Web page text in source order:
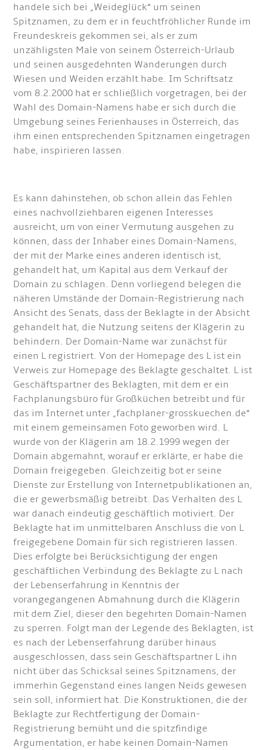
handele sich bei „Weideglück“ um seinen
Spitznamen, zu dem er in feuchtfröhlicher Runde im
Freundeskreis gekommen sei, als er zum
unzähligsten Male von seinem Österreich-Urlaub
und seinen ausgedehnten Wanderungen durch
Wiesen und Weiden erzählt habe. Im Schriftsatz
vom 8.2.2000 hat er schließlich vorgetragen, bei der
Wahl des Domain-Namens habe er sich durch die
Umgebung seines Ferienhauses in Österreich, das
ihm einen entsprechenden Spitznamen eingetragen
habe, inspirieren lassen.
Es kann dahinstehen, ob schon allein das Fehlen
eines nachvollziehbaren eigenen Interesses
ausreicht, um von einer Vermutung ausgehen zu
können, dass der Inhaber eines Domain-Namens,
der mit der Marke eines anderen identisch ist,
gehandelt hat, um Kapital aus dem Verkauf der
Domain zu schlagen. Denn vorliegend belegen die
näheren Umstände der Domain-Registrierung nach
Ansicht des Senats, dass der Beklagte in der Absicht
gehandelt hat, die Nutzung seitens der Klägerin zu
behindern. Der Domain-Name war zunächst für
einen L registriert. Von der Homepage des L ist ein
Verweis zur Homepage des Beklagte geschaltet. L ist
Geschäftspartner des Beklagten, mit dem er ein
Fachplanungsbüro für Großküchen betreibt und für
das im Internet unter „fachplaner-grosskuechen.de“
mit einem gemeinsamen Foto geworben wird. L
wurde von der Klägerin am 18.2.1999 wegen der
Domain abgemahnt, worauf er erklärte, er habe die
Domain freigegeben. Gleichzeitig bot er seine
Dienste zur Erstellung von Internetpublikationen an,
die er gewerbsmäßig betreibt. Das Verhalten des L
war danach eindeutig geschäftlich motiviert. Der
Beklagte hat im unmittelbaren Anschluss die von L
freigegebene Domain für sich registrieren lassen.
Dies erfolgte bei Berücksichtigung der engen
geschäftlichen Verbindung des Beklagte zu L nach
der Lebenserfahrung in Kenntnis der
vorangegangenen Abmahnung durch die Klägerin
mit dem Ziel, dieser den begehrten Domain-Namen
zu sperren. Folgt man der Legende des Beklagten, ist
es nach der Lebenserfahrung darüber hinaus
ausgeschlossen, dass sein Geschäftspartner L ihn
nicht über das Schicksal seines Spitznamens, der
immerhin Gegenstand eines langen Neids gewesen
sein soll, informiert hat. Die Konstruktionen, die der
Beklagte zur Rechtfertigung der Domain-
Registrierung bemüht und die spitzfindige
Argumentation, er habe keinen Domain-Namen